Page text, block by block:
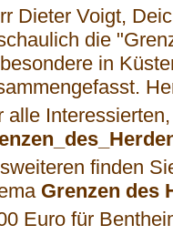
Dieter Voigt,
die
in
alle
finden
Grenzen des
Euro­ für